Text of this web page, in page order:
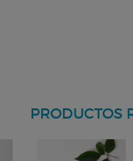
PRODUCTOS